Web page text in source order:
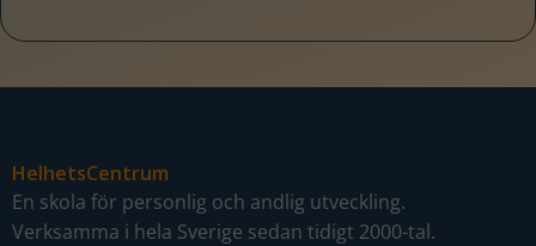
HelhetsCentrum
En skola för personlig och andlig utveckling.
Verksamma i hela Sverige sedan tidigt 2000-tal.